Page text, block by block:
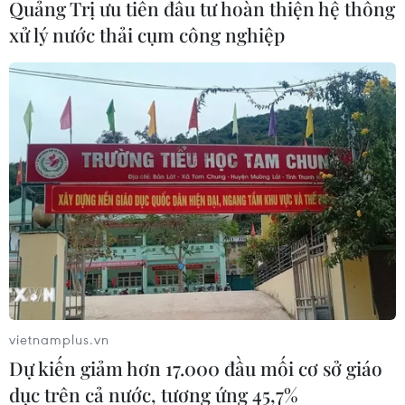
04/08/2026 22:41
Pháp ghi nhận tháng 7 nóng nhất
trong lịch sử
04/08/2026 15:17
Nguy cơ vỡ đê bao sông Hậu, Cần
Thơ công bố tình huống khẩn cấp
04/08/2026 15:16
Áp thấp nhiệt đới không ảnh hưởng
đến vùng ven biển và đất liền Việt
Nam
Quảng Trị ưu tiên đầu tư hoàn thiện hệ thống
xử lý nước thải cụm công nghiệp
vietnamplus.vn
Dự kiến giảm hơn 17.000 đầu mối cơ sở giáo
dục trên cả nước, tương ứng 45,7%